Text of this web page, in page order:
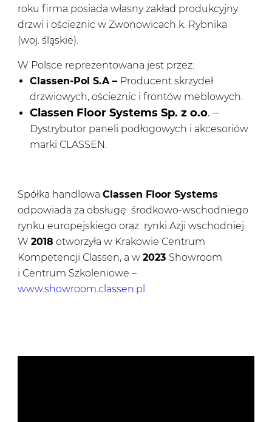
roku firma posiada własny zakład produkcyjny
drzwi i ościeżnic w Zwonowicach k. Rybnika
(woj. śląskie).
W Polsce reprezentowana jest przez:
Classen-Pol S.A – Producent skrzydeł
drzwiowych, ościeżnic i frontów meblowych.
Classen Floor Systems Sp. z o.o. –
Dystrybutor paneli podłogowych i akcesoriów
marki CLASSEN.
Spółka handlowaClassen Floor Systems
odpowiada za obsługę środkowo-wschodniego
rynku europejskiego oraz rynki Azji wschodniej.
W2018 otworzyła w Krakowie Centrum
Kompetencji Classen, a w2023 Showroom
i Centrum Szkoleniowe –
www.showroom.classen.pl